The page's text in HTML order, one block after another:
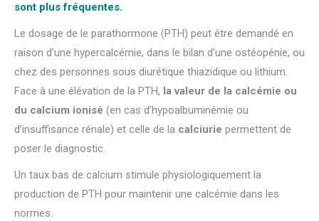
sont plus fréquentes.
Le dosage de le parathormone (PTH) peut être demandé en
raison d’une hypercalcémie, dans le bilan d’une ostéopénie, ou
chez des personnes sous diurétique thiazidique ou lithium.
Face à une élévation de la PTH, la valeur de la calcémie ou
du calcium ionisé (en cas d’hypoalbuminémie ou
d’insuffisance rénale) et celle de la calciurie permettent de
poser le diagnostic.
Un taux bas de calcium stimule physiologiquement la
production de PTH pour maintenir une calcémie dans les
normes.